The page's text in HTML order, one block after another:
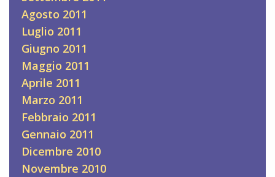
Agosto 2011
Luglio 2011
Giugno 2011
Maggio 2011
Aprile 2011
Marzo 2011
Febbraio 2011
Gennaio 2011
Dicembre 2010
Novembre 2010